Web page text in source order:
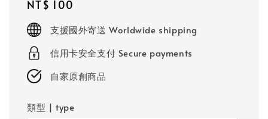
Regular
price
NT$ 100
支援國外寄送 Worldwide shipping
信用卡安全支付 Secure payments
自家原創商品
類型 | type